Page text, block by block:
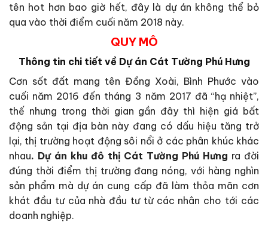
tên hot hơn bao giờ hết, đây là dự án không thể bỏ
qua vào thời điểm cuối năm 2018 này.
QUY MÔ
Thông tin chi tiết về Dự án Cát Tường Phú Hưng
Cơn sốt đất mang tên Đồng Xoài, Bình Phước vào
cuối năm 2016 đến tháng 3 năm 2017 đã “hạ nhiệt”,
thế nhưng trong thời gian gần đây thì hiện giá bất
động sản tại địa bàn này đang có dấu hiệu tăng trở
lại, thị trường hoạt động sôi nổi ở các phân khúc khác
nhau. Dự án khu đô thị Cát Tường Phú Hưng ra đời
đúng thời điểm thị trường đang nóng, với hàng nghìn
sản phẩm mà dự án cung cấp đã làm thỏa mãn cơn
khát đầu tư của nhà đầu tư từ các nhân cho tới các
doanh nghiệp.